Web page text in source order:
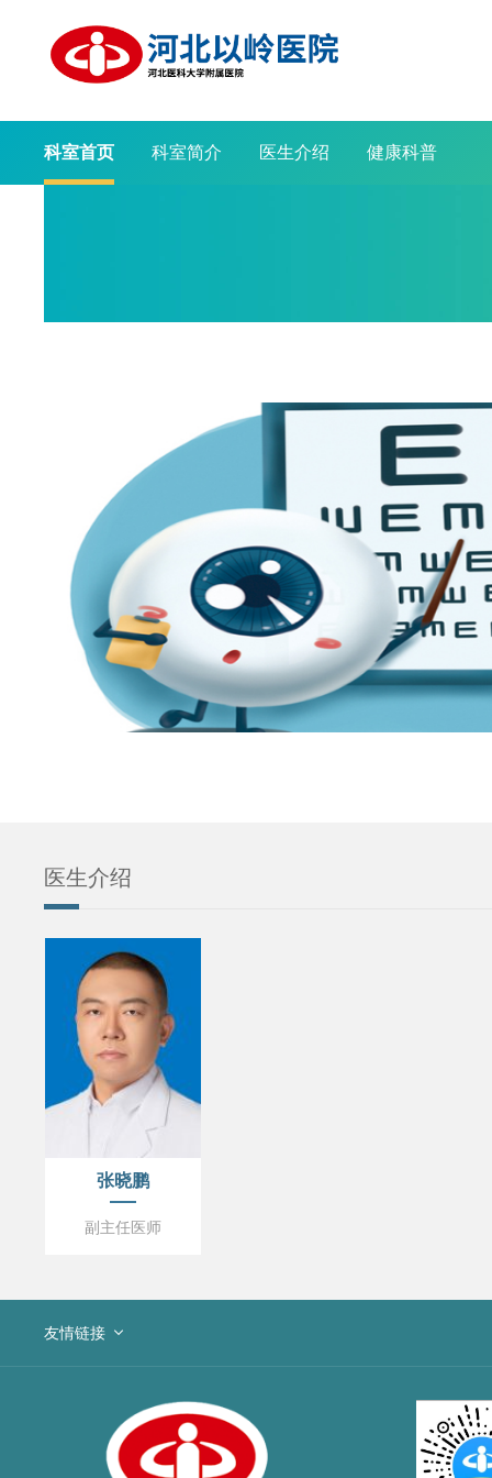
科室首页 科室简介 医生介绍 健康科普
医生介绍
张晓鹏
副主任医师
友情链接